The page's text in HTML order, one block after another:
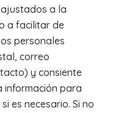
a la
a facilitar de
personales
correo
y consiente
información para
es necesario. Si no